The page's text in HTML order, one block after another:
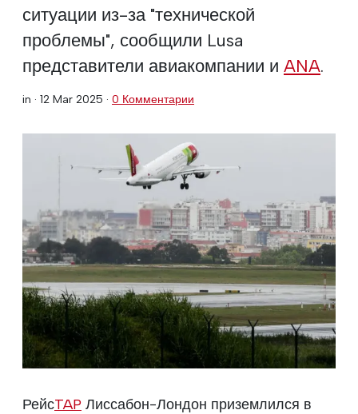
ситуации из-за "технической
проблемы", сообщили Lusa
представители авиакомпании и ANA.
in · 12 Mar 2025 · 0 Комментарии
РейсTAP Лиссабон-Лондон приземлился в